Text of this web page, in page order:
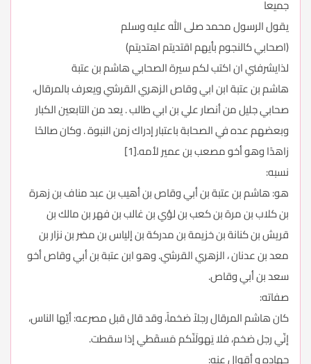
جميعا
يقول الرسول محمد صلى الله عليه وسلم
(اصحابي كالنجوم بأيهم اقتديتم اهتديتم)
لذايشرفني ان اكتب لكم سيرة الصحابي هاشم بن عتبة
هاشم بن عتبة ابن ابي وقاص الزهري القرشي ويعرف بالمرقال،
صحابي جليل من أنصار علي بن ابي طالب . يعد من التابعين الكبار
وبعضهم عده في الصحابة باعتبار إدراك زمن النبوة . وكان صالحًا
زاهدًا وهو أخو مصعب بن عمير لأمه.[1]
نسبه:
هو: هاشم بن عتبة بن أبي وقاص بن أهيب بن عبد مناف بن زهرة
بن كلاب بن مرة بن كعب بن لؤي بن غالب بن فهر بن مالك بن
قريش بن كنانة بن خزيمة بن مدركة بن إلياس بن مضر بن نزار بن
معد بن عدنان ، الزهري القرشي. وهو ابن عتبة بن أبي وقاص أخو
سعد بن أبي وقاص.
صفاته:
كان هاشم المرقال رجلاً ضخماً، وقد قال قبل مصرعه: أيّها الناس،
إنّي رجل ضخم، فلا يَهولَنّكم مَسقَطي إذا سقطت.
جهاده و أقوال عنه: